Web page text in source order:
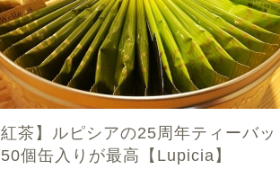
紅茶】ルピシアの25周年ティーバッ
個缶入りが最高【Lupicia】